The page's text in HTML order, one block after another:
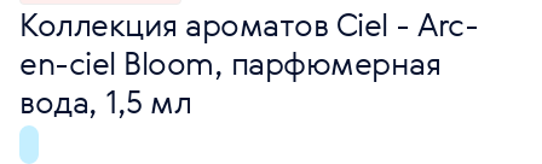
Коллекция ароматов Ciel - Arc-
en-ciel Bloom, парфюмерная
вода, 1,5 мл